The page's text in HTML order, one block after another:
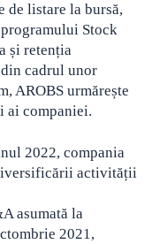
de listare la bursă,
Stock
și retenția
cadrul unor
AROBS urmărește
ai companiei.
2022, compania
activității
asumată la
2021,